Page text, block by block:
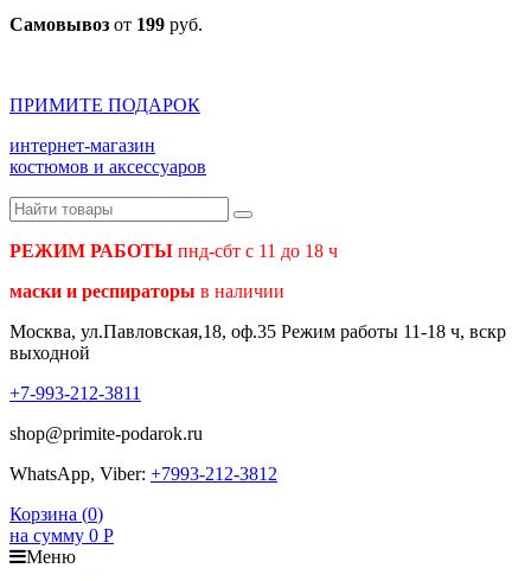
Самовывоз от 199 руб.
ПРИМИТЕ ПОДАРОК
интернет-магазин
костюмов и аксессуаров
РЕЖИМ РАБОТЫ пнд-сбт с 11 до 18 ч
маски и респираторы в наличии
Москва, ул.Павловская,18, оф.35 Режим работы 11-18 ч, вскр
выходной
+7-993-212-3811
shop@primite-podarok.ru
WhatsApp, Viber: +7993-212-3812
Корзина (0)
на сумму 0 Р
Меню